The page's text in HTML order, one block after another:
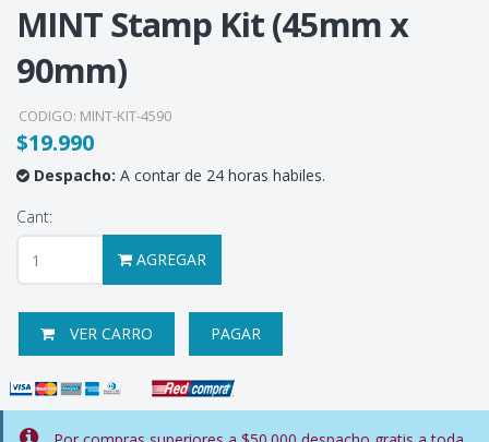
MINT Stamp Kit (45mm x
90mm)
CODIGO: MINT-KIT-4590
$19.990
Despacho: A contar de 24 horas habiles.
Cant:
AGREGAR
VER CARRO PAGAR